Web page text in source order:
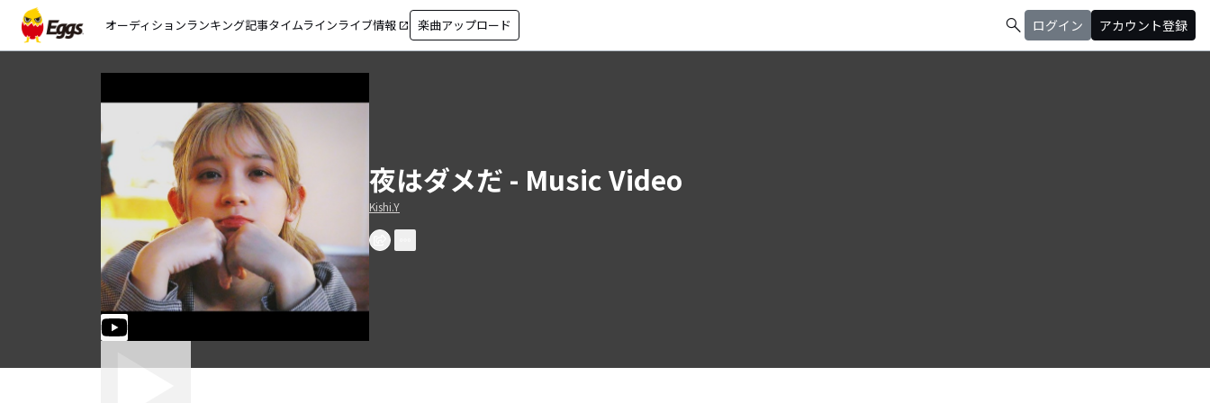
オーディションランキング記事タイムラインライブ情報 open_in_new 楽曲アップロード search ログイン アカウント登録
夜はダメだ - Music Video
Kishi.Y